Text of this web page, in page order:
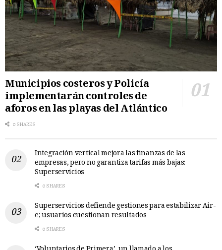
Municipios costeros y Policía
implementarán controles de
aforos en las playas del Atlántico
0 SHARES
Integración vertical mejora las finanzas de las
empresas, pero no garantiza tarifas más bajas:
Superservicios
0 SHARES
Superservicios defiende gestiones para estabilizar Air-
e; usuarios cuestionan resultados
0 SHARES